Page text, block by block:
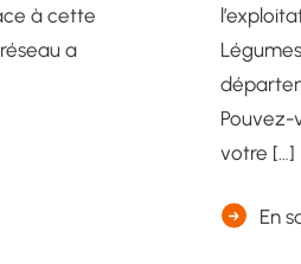
à cette
a
Pouvez-
votre […]
En